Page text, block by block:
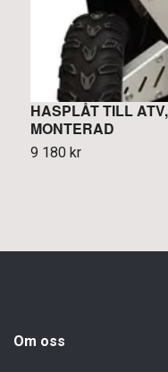
HASPLÅT TILL
MONTERAD
9 180 kr
Om oss